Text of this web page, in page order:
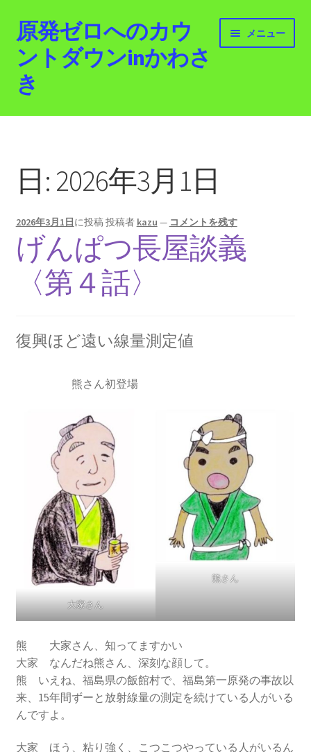
ナ
ビ
ゲ
ー
シ
キ
ッ
プ
コ
ン
テ
ン
ツ
プ
原発ゼロへのカウ
ントダウンinかわさ
き
メニュー
ホーム
活動紹介
2012.3.11 「原発ゼロへのカウントダウンinかわさ
き」「原発ゼロへの行進！誰でもデモ！」
原発ゼロ金曜日行動 inかわさき
さき 集会
さき 集会
2014.10.13 「今こそ９条inかわさき」大集会 第二分
科会【原発は人権問題だ】 福島からの発言
2022.3.13 第11回原発ゼロへのカウントダウンinかわ
さき 集会
2015.3.8 第4回原発ゼロへのカウントダウンinかわさ
き 集会
2016.1.31 日本と原発上映会＆講演会
2016.3 .13 第5回原発ゼロへのカウントダウンinかわさ
き 集会
2017.3.12 第6回原発ゼロへのカウントダウンinかわさ
き 集会
さき集会
日: 2026年3月1日
2026年3月1日に投稿投稿者 kazu — コメントを残す
げんぱつ長屋談義
〈第４話〉
復興ほど遠い線量測定値
熊さん初登場
大家さん
熊さん
熊 大家さん、知ってますかい
大家 なんだね熊さん、深刻な顔して。
熊 いえね、福島県の飯館村で、福島第一原発の事故以
来、15年間ずーと放射線量の測定を続けている人がいる
んですよ。
大家 ほう、粘り強く、こつこつやっている人がいるん